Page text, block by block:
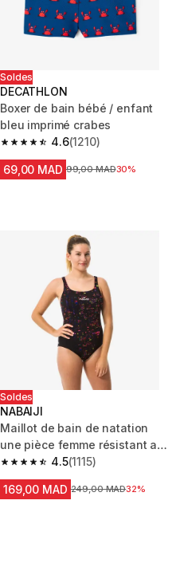
Soldes
DECATHLON
Boxer de bain bébé / enfant
bleu imprimé crabes
4.6
4.6 out of 5 stars from 1210
(1210)
69,00 MAD Prix avant la réduction
99,00 MAD30%
Soldes
NABAIJI
Maillot de bain de natation
une pièce femme résistant au
chlore Kamiye imo noir
4.5
4.5 out of 5 stars from 1115
(1115)
169,00 MAD Prix avant la réduction
249,00 MAD32%